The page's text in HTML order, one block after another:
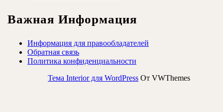
Важная Информация
Информация для правообладателей
Обратная связь
Политика конфиденциальности
Тема Interior для WordPress От VWThemes